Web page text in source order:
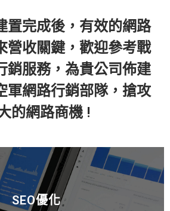
置完成後，有效的網路
營收關鍵，歡迎參考戰
銷服務，為貴公司佈建
軍網路行銷部隊，搶攻
的網路商機 !
SEO優化